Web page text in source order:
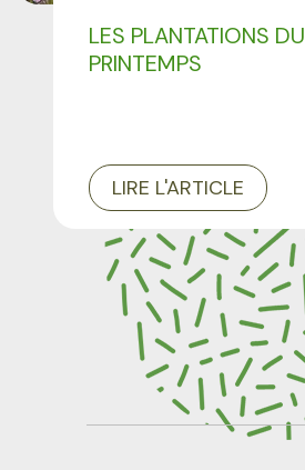
LES PLANTATIONS DU
PRINTEMPS
LIRE L'ARTICLE